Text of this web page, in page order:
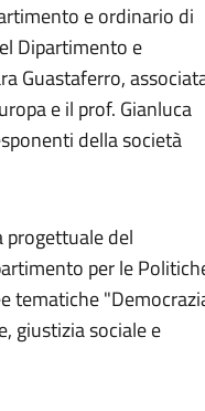
e ordinario di
Dipartimento e
Guastaferro,
e il prof. Gianluca
della società
progettuale del
per le
tematiche
giustizia sociale e